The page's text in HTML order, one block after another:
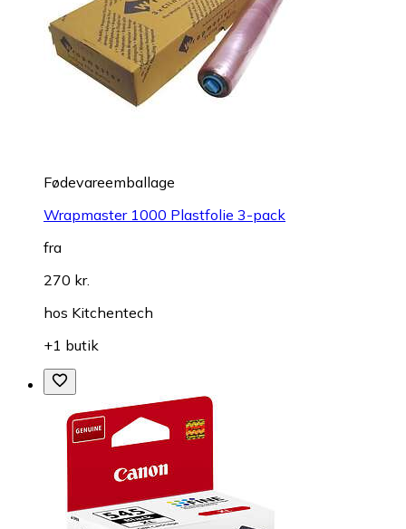
Fødevareemballage
Wrapmaster 1000 Plastfolie 3-pack
fra
270 kr.
hos Kitchentech
+1 butik